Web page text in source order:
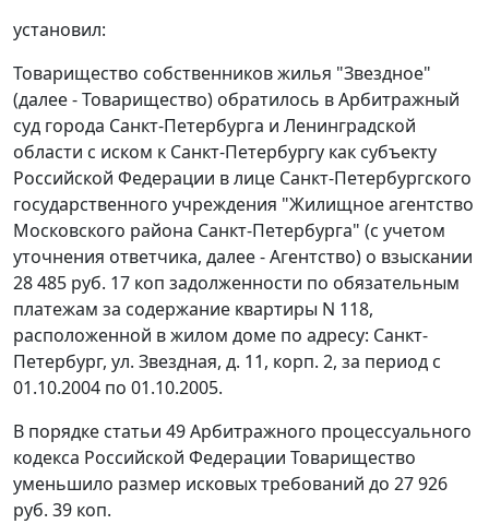
установил:
Товарищество собственников жилья "Звездное"
(далее - Товарищество) обратилось в Арбитражный
суд города Санкт-Петербурга и Ленинградской
области с иском к Санкт-Петербургу как субъекту
Российской Федерации в лице Санкт-Петербургского
государственного учреждения "Жилищное агентство
Московского района Санкт-Петербурга" (с учетом
уточнения ответчика, далее - Агентство) о взыскании
28 485 руб. 17 коп задолженности по обязательным
платежам за содержание квартиры N 118,
расположенной в жилом доме по адресу: Санкт-
Петербург, ул. Звездная, д. 11, корп. 2, за период с
01.10.2004 по 01.10.2005.
В порядке статьи 49Арбитражного процессуального
кодекса Российской Федерации Товарищество
уменьшило размер исковых требований до 27 926
руб. 39 коп.